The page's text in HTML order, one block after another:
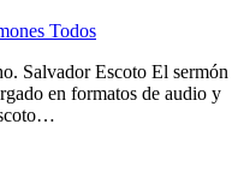
Todos
Salvador Escoto El sermón
en formatos de audio y